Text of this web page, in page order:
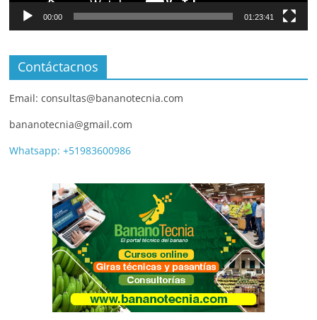
00:00 01:23:41
Contáctacnos
Email: consultas@bananotecnia.com
bananotecnia@gmail.com
Whatsapp: +51983600986